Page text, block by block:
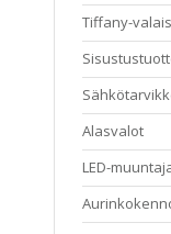
Tiffany-
Alasvalot
LED-